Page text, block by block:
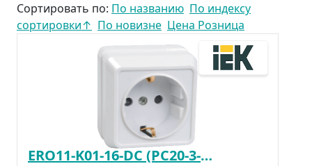
Сортировать по: По названию По индексу
сортировки↑ По новизне Цена Розница
ERO11-K01-16-DC (РС20-3-ОБ)